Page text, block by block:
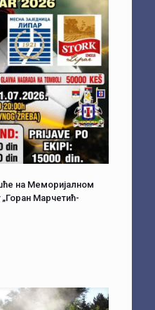
на Меморијалном
Марчетић-